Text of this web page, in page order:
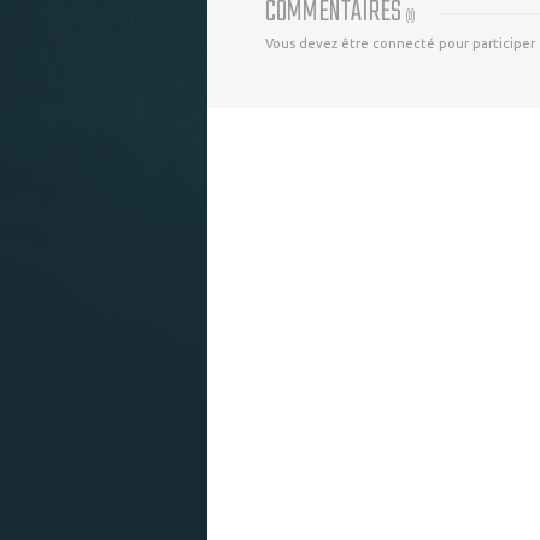
COMMENTAIRES (0)
Vous devez être connecté pour participer